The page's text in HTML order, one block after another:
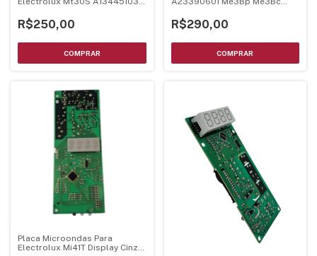
R$250,00 R$290,00
Placa Microondas Para
Electrolux Mi41T Display Cinza